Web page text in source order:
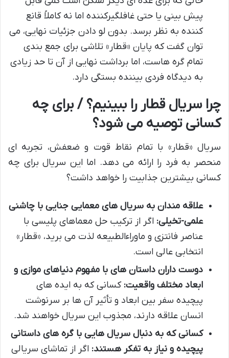
پیش بینی یا حتی غافلگیرکننده اما نه کاملاً قانع
کننده به نظر برسد. بدون لو دادن جزئیات نهایی، می
توان گفت که پایان «قطار» تلاشی برای جمع بندی
تمام گره هاست، اما برداشت نهایی از آن تا حد زیادی
به دیدگاه فردی بیننده بستگی دارد.
چرا سریال قطار را ببینیم؟ / برای چه
کسانی توصیه می شود؟
سریال «قطار» با تمام نقاط قوت و ضعفش، تجربه ای
منحصر به فرد را ارائه می دهد. اما این سریال برای چه
کسانی بیشترین جذابیت را خواهد داشت؟
علاقه مندان به سریال های معمایی جنایی با چاشنی
علمی-تخیلی: اگر از ترکیب حل معماهای پلیسی با
عناصر فانتزی و ماوراءالطبیعه لذت می برید، «قطار»
انتخابی عالی است.
دوست داران داستان های با مفهوم دنیاهای موازی و
ابعاد مختلف واقعیت: کسانی که به ایده های
پیچیده سفر بین ابعاد و تأثیر آن ها بر سرنوشت
انسان علاقه دارند، مجذوب این سریال خواهند شد.
کسانی که به دنبال سریال هایی با گره های داستانی
پیچیده و نیاز به تفکر هستند: اگر از تماشای سریالی